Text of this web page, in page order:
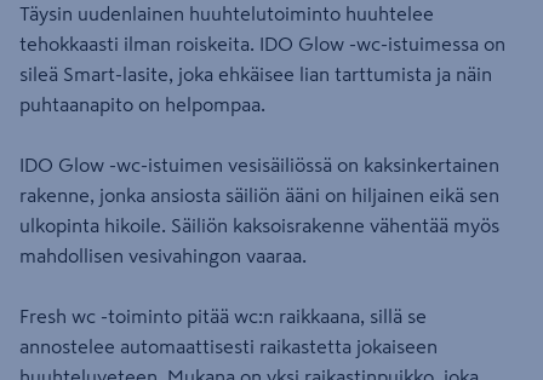
Täysin uudenlainen huuhtelutoiminto huuhtelee
tehokkaasti ilman roiskeita. IDO Glow -wc-istuimessa on
sileä Smart-lasite, joka ehkäisee lian tarttumista ja näin
puhtaanapito on helpompaa.
IDO Glow -wc-istuimen vesisäiliössä on kaksinkertainen
rakenne, jonka ansiosta säiliön ääni on hiljainen eikä sen
ulkopinta hikoile. Säiliön kaksoisrakenne vähentää myös
mahdollisen vesivahingon vaaraa.
Fresh wc -toiminto pitää wc:n raikkaana, sillä se
annostelee automaattisesti raikastetta jokaiseen